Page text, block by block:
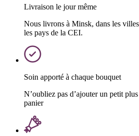
Livraison le jour même
Nous livrons à Minsk, dans les
les pays de la CEI.
Soin apporté à chaque bouquet
N’oubliez pas d’ajouter un petit
panier